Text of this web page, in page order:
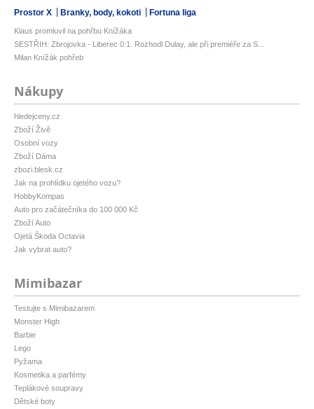
Prostor X Branky, body, kokoti Fortuna liga
Klaus promluvil na pohřbu Knížáka
SESTŘIH: Zbrojovka - Liberec 0:1. Rozhodl Dulay, ale při premiéře za S...
Milan Knížák pohřeb
Nákupy
hledejceny.cz
Zboží Živě
Osobní vozy
Zboží Dáma
zbozi.blesk.cz
Jak na prohlídku ojetého vozu?
HobbyKompas
Auto pro začátečníka do 100 000 Kč
Zboží Auto
Ojetá Škoda Octavia
Jak vybrat auto?
Mimibazar
Testujte s Mimibazarem
Monster High
Barbie
Lego
Pyžama
Kosmetika a parfémy
Teplákové soupravy
Dětské boty